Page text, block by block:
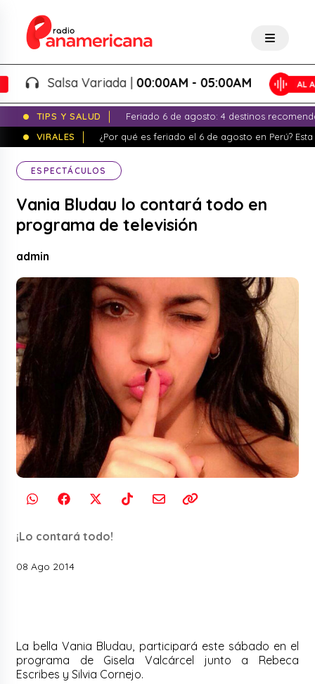
Salsa Variada |00:00AM - 05:00AM
TIPS Y SALUD
Feriado 6 de agosto: 4 destinos
VIRALES
¿Por qué es feriado el 6 de agosto en Perú?
ESPECTÁCULOS
Vania Bludau lo contará todo en
programa de televisión
admin
¡Lo contará todo!
08 Ago 2014
La bella Vania Bludau, participará este sábado en el
programa de Gisela Valcárcel junto a Rebeca
Escribes y Silvia Cornejo.